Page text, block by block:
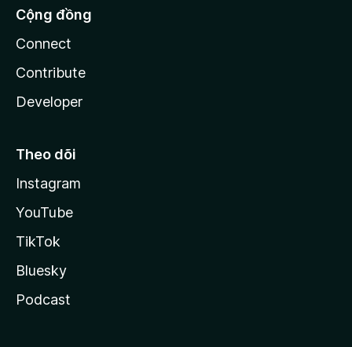
Cộng đồng
Connect
Contribute
Developer
Theo dõi
Instagram
YouTube
TikTok
Bluesky
Podcast